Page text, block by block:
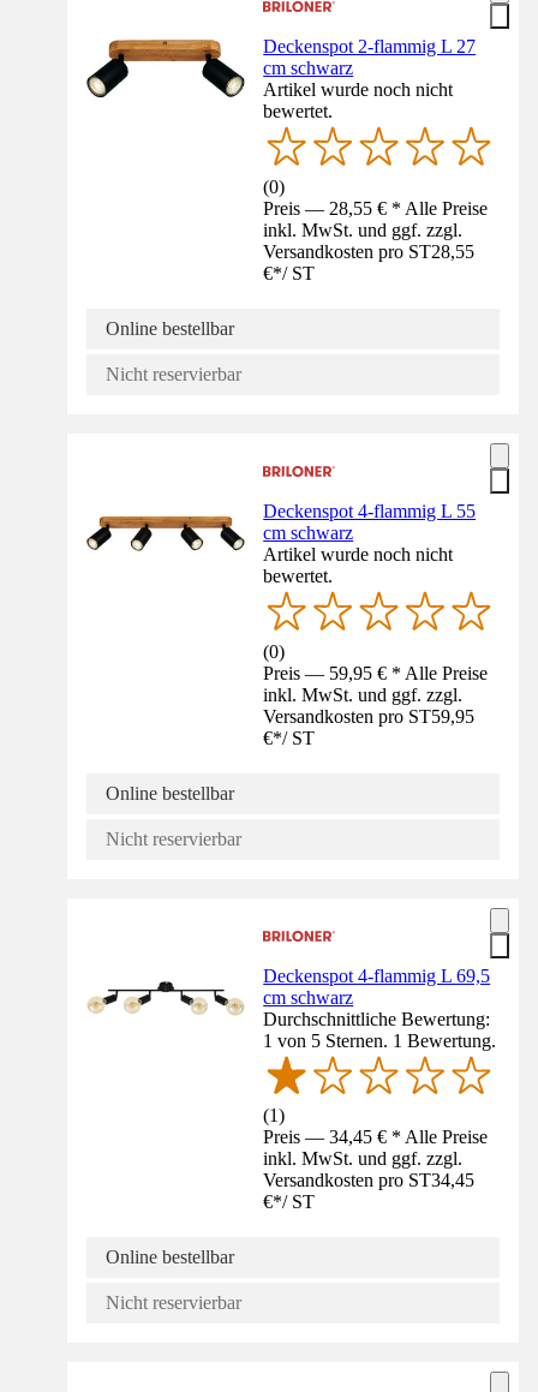
Deckenspot 2-flammig L 27
cm schwarz
Artikel wurde noch nicht
bewertet.
(0)
Preis — 28,55 € * Alle Preise
inkl. MwSt. und ggf. zzgl.
Versandkosten pro ST28,55
€*/ ST
Online bestellbar
Nicht reservierbar
Deckenspot 4-flammig L 55
cm schwarz
Artikel wurde noch nicht
bewertet.
(0)
Preis — 59,95 € * Alle Preise
inkl. MwSt. und ggf. zzgl.
Versandkosten pro ST59,95
€*/ ST
Online bestellbar
Nicht reservierbar
Deckenspot 4-flammig L 69,5
cm schwarz
Durchschnittliche Bewertung:
1 von 5 Sternen. 1 Bewertung.
(1)
Preis — 34,45 € * Alle Preise
inkl. MwSt. und ggf. zzgl.
Versandkosten pro ST34,45
€*/ ST
Online bestellbar
Nicht reservierbar